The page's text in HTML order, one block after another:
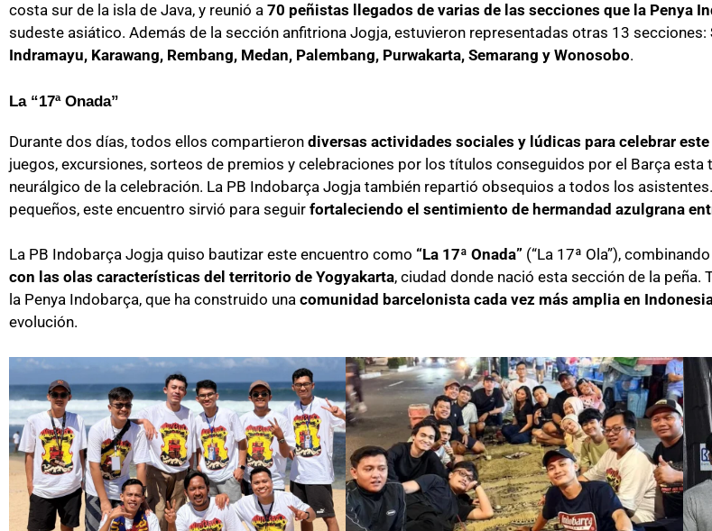
costa sur de la isla de Java, y reunió a 70 peñistas llegados de varias de las secciones que la Penya
sudeste asiático. Además de la sección anfitriona Jogja, estuvieron representadas otras 13 secciones:
Indramayu, Karawang, Rembang, Medan, Palembang, Purwakarta, Semarang y Wonosobo.
La “17ª Onada”
Durante dos días, todos ellos compartieron diversas actividades sociales y lúdicas para celebrar
juegos, excursiones, sorteos de premios y celebraciones por los títulos conseguidos por el Barça esta
neurálgico de la celebración. La PB Indobarça Jogja también repartió obsequios a todos los
pequeños, este encuentro sirvió para seguir fortaleciendo el sentimiento de hermandad azulgrana
La PB Indobarça Jogja quiso bautizar este encuentro como “La 17ª Onada” (“La 17ª Ola”),
con las olas características del territorio de Yogyakarta, ciudad donde nació esta sección de la
la Penya Indobarça, que ha construido una comunidad barcelonista cada vez más amplia en
evolución.